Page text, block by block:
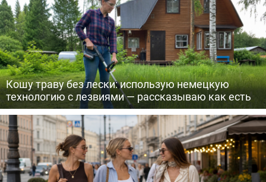
Кошу траву без лески: использую немецкую
технологию с лезвиями — рассказываю как есть